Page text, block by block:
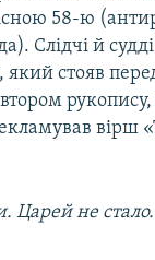
58-ю
Слідчі й
стояв
вірш
Царей не стало.